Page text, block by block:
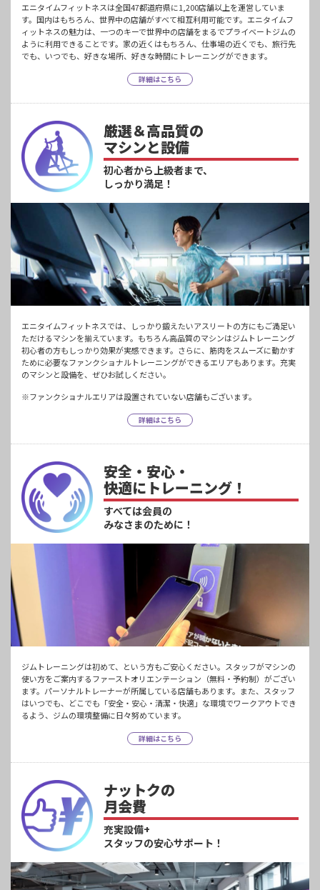
エニタイムフィットネスは全国47都道府県に1,200店舗以上を運営していま
す。国内はもちろん、世界中の店舗がすべて相互利用可能です。エニタイムフ
ィットネスの魅力は、一つのキーで世界中の店舗をまるでプライベートジムの
ように利用できることです。家の近くはもちろん、仕事場の近くでも、旅行先
でも、いつでも、好きな場所、好きな時間にトレーニングができます。
詳細はこちら
厳選＆高品質の
マシンと設備
初心者から上級者まで、
しっかり満足！
エニタイムフィットネスでは、しっかり鍛えたいアスリートの方にもご満足い
ただけるマシンを揃えています。もちろん高品質のマシンはジムトレーニング
初心者の方もしっかり効果が実感できます。さらに、筋肉をスムーズに動かす
ために必要なファンクショナルトレーニングができるエリアもあります。充実
のマシンと設備を、ぜひお試しください。
※ファンクショナルエリアは設置されていない店舗もございます。
詳細はこちら
安全・安心・
快適にトレーニング！
すべては会員の
みなさまのために！
ジムトレーニングは初めて、という方もご安心ください。スタッフがマシンの
使い方をご案内するファーストオリエンテーション（無料・予約制）がござい
ます。パーソナルトレーナーが所属している店舗もあります。また、スタッフ
はいつでも、どこでも「安全・安心・清潔・快適」な環境でワークアウトでき
るよう、ジムの環境整備に日々努めています。
詳細はこちら
ナットクの
月会費
充実設備+
スタッフの安心サポート！